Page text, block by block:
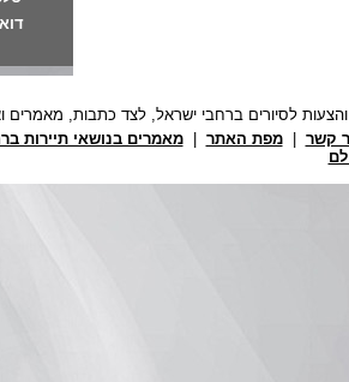
קשר |מפת האתר |מאמרים בנושאי תיירות